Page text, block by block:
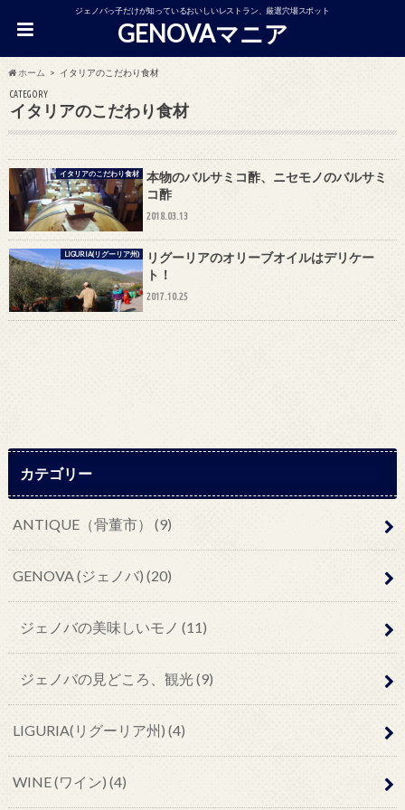
ジェノバっ子だけが知っているおいしいレストラン、厳選穴場スポット
GENOVAマニア
ホーム イタリアのこだわり食材
CATEGORY
イタリアのこだわり食材
イタリアのこだわり食材
本物のバルサミコ酢、ニセモノのバルサミ
コ酢
2018.03.13
LIGURIA(リグーリア州)
リグーリアのオリーブオイルはデリケー
ト！
2017.10.25
カテゴリー
ANTIQUE（骨董市） (9)
GENOVA (ジェノバ) (20)
ジェノバの美味しいモノ (11)
ジェノバの見どころ、観光 (9)
LIGURIA(リグーリア州) (4)
WINE (ワイン) (4)